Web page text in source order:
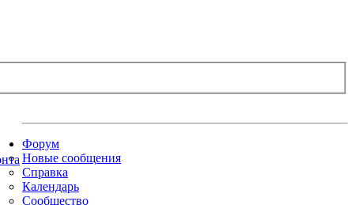
Форум
Новые сообщения
Справка
Календарь
Сообщество